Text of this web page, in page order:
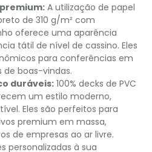
A utilização de papel
de 310 g/m² com
oferece uma aparência
tátil de nível de cassino. Eles
para conferências em
de boas-vindas.
duráveis: 100% decks de PVC
um estilo moderno,
Eles são perfeitos para
premium em massa,
de empresas ao ar livre.
personalizadas à sua